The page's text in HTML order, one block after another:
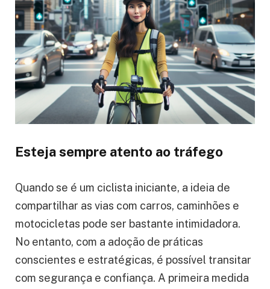
Esteja sempre atento ao tráfego
Quando se é um ciclista iniciante, a ideia de
compartilhar as vias com carros, caminhões e
motocicletas pode ser bastante intimidadora.
No entanto, com a adoção de práticas
conscientes e estratégicas, é possível transitar
com segurança e confiança. A primeira medida